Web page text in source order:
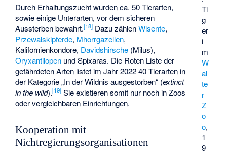
Ti
g
er
i
m
W
al
te
r
Z
o
o,
1
9
Durch Erhaltungszucht wurden ca. 50 Tierarten,
sowie einige Unterarten, vor dem sicheren
Aussterben bewahrt.[18] Dazu zählenWisente,
Przewalskipferde, Mhorrgazellen,
Kalifornienkondore, Davidshirsche (Milus),
Oryxantilopen undSpixaras. Die Roten Liste der
gefährdeten Arten listet im Jahr 2022 40 Tierarten in
der Kategorie „In der Wildnis ausgestorben“ (extinct
in the wild).[19] Sie existieren somit nur noch in Zoos
oder vergleichbaren Einrichtungen.
Kooperation mit
Nichtregierungsorganisationen